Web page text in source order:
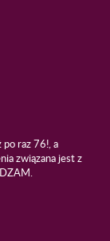
raz 76!, a
związana jest z